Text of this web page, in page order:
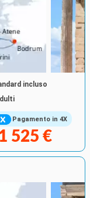
Pagamento in 4X
incluso
525 €